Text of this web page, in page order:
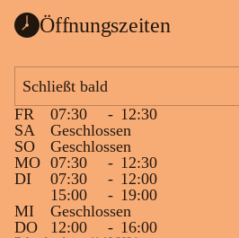
Öffnungszeiten
Schließt bald
FR
07:30 - 12:30
SA
Geschlossen
SO
Geschlossen
MO 07:30 - 12:30
DI
07:30 - 12:00
15:00
- 19:00
MI
Geschlossen
DO
12:00 - 16:00